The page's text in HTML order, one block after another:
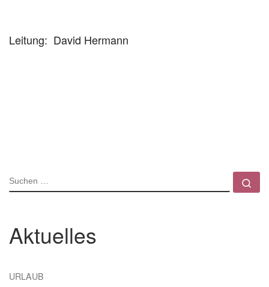
Leitung: David Hermann
SUCHE
Aktuelles
URLAUB